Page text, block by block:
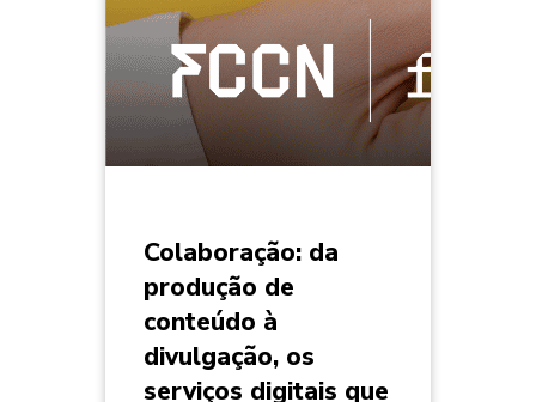
Colaboração: da
produção de
conteúdo à
divulgação, os
serviços digitais que